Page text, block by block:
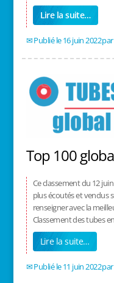
Lire la suite…
16 juin 2022/
Top 100
Ce classement du 12
plus écoutés et vendus
renseigner avec la
Classement des tubes
Lire la suite…
11 juin 2022/